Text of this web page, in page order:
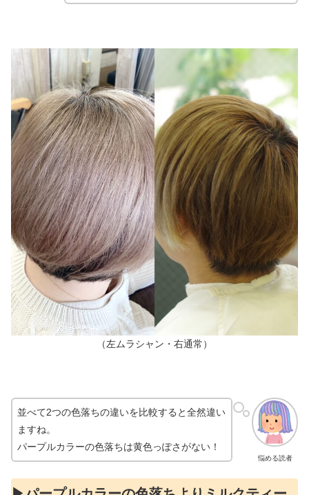
（左ムラシャン・右通常）
悩める読者
並べて2つの色落ちの違いを比較すると全然違い
ますね。
パープルカラーの色落ちは黄色っぽさがない！